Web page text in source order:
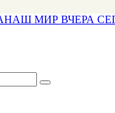
НАШ МИР ВЧЕРА